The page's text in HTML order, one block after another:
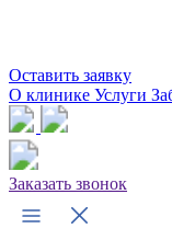
Оставить заявку
О клинике Услуги
Заказать звонок